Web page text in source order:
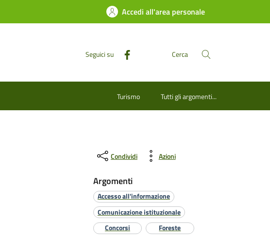
Accedi all'area personale
Seguici su Cerca
Turismo Tutti gli argomenti...
Condividi Azioni
Argomenti
Accesso all'informazione
Comunicazione istituzionale
Concorsi
Foreste